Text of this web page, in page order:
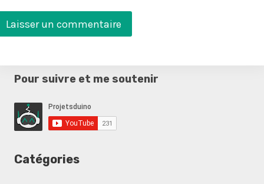
Pour suivre et me soutenir
Catégories